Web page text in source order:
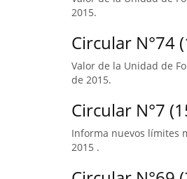
2015.
Circular N°74
Valor de la Unidad de
de 2015.
Circular N°7
Informa nuevos límites
2015 .